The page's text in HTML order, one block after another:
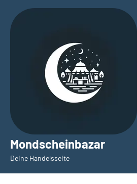
Inhalt
Mondscheinbazar
Deine Handelsseite